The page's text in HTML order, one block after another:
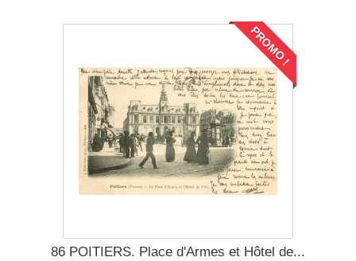
PROMO !
86 POITIERS. Place d'Armes et Hôtel de...